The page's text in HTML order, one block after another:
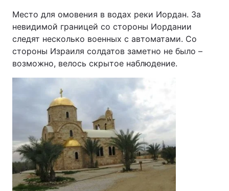
Место для омовения в водах реки Иордан. За
невидимой границей со стороны Иордании
следят несколько военных с автоматами. Со
стороны Израиля солдатов заметно не было –
возможно, велось скрытое наблюдение.